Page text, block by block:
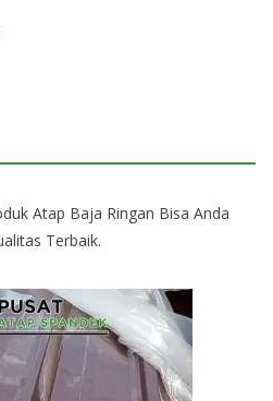
Atap Baja Ringan Bisa Anda
Terbaik.